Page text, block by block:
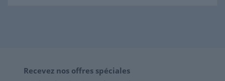
Recevez nos offres spéciales